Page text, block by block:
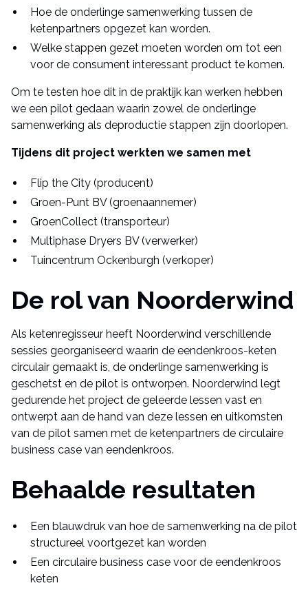
Hoe de onderlinge samenwerking tussen de
ketenpartners opgezet kan worden.
Welke stappen gezet moeten worden om tot een
voor de consument interessant product te komen.
Om te testen hoe dit in de praktijk kan werken hebben
we een pilot gedaan waarin zowel de onderlinge
samenwerking als deproductie stappen zijn doorlopen.
Tijdens dit project werkten we samen met
Flip the City (producent)
Groen-Punt BV (groenaannemer)
GroenCollect (transporteur)
Multiphase Dryers BV (verwerker)
Tuincentrum Ockenburgh (verkoper)
De rol van Noorderwind
Als ketenregisseur heeft Noorderwind verschillende
sessies georganiseerd waarin de eendenkroos-keten
circulair gemaakt is, de onderlinge samenwerking is
geschetst en de pilot is ontworpen. Noorderwind legt
gedurende het project de geleerde lessen vast en
ontwerpt aan de hand van deze lessen en uitkomsten
van de pilot samen met de ketenpartners de circulaire
business case van eendenkroos.
Behaalde resultaten
Een blauwdruk van hoe de samenwerking na de pilot
structureel voortgezet kan worden
Een circulaire business case voor de eendenkroos
keten